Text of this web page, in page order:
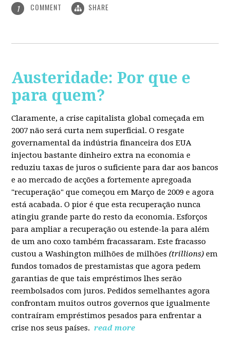
1 COMMENT SHARE
Austeridade: Por que e
para quem?
Claramente, a crise capitalista global começada em
2007 não será curta nem superficial. O resgate
governamental da indústria financeira dos EUA
injectou bastante dinheiro extra na economia e
reduziu taxas de juros o suficiente para dar aos bancos
e ao mercado de acções a fortemente apregoada
"recuperação" que começou em Março de 2009 e agora
está acabada. O pior é que esta recuperação nunca
atingiu grande parte do resto da economia. Esforços
para ampliar a recuperação ou estende-la para além
de um ano coxo também fracassaram. Este fracasso
custou a Washington milhões de milhões(trillions) em
fundos tomados de prestamistas que agora pedem
garantias de que tais empréstimos lhes serão
reembolsados com juros. Pedidos semelhantes agora
confrontam muitos outros governos que igualmente
contraíram empréstimos pesados para enfrentar a
crise nos seus países. read more